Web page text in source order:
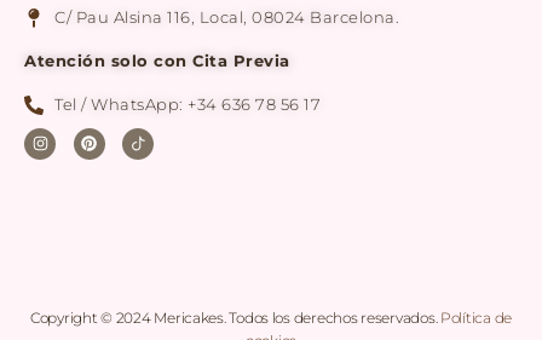
C/ Pau Alsina 116, Local, 08024 Barcelona.
Atención solo con Cita Previa
Tel / WhatsApp: +34 636 78 56 17
Copyright © 2024 Mericakes. Todos los derechos reservados. Política de